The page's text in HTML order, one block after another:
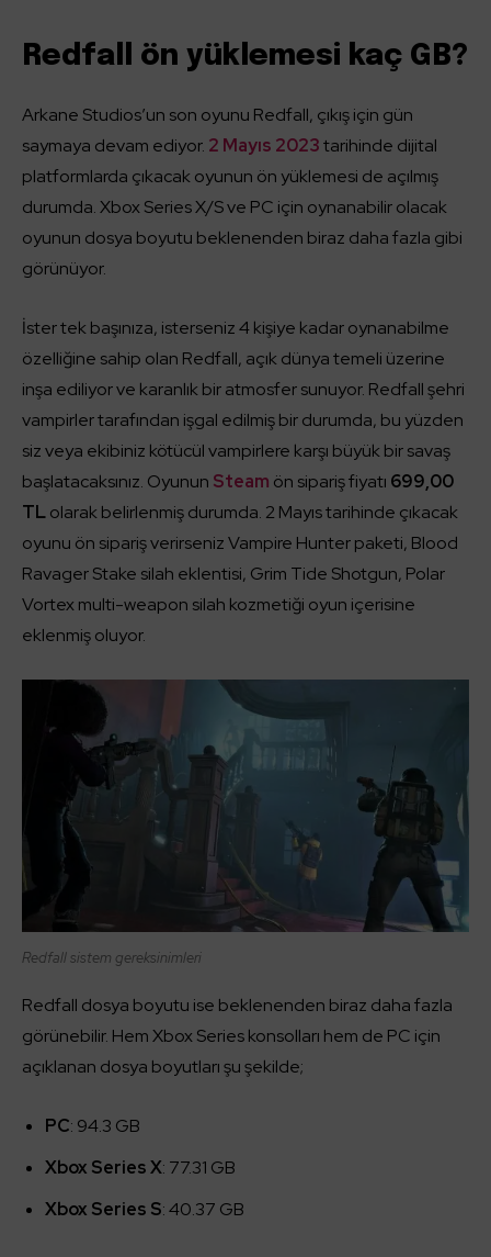
Redfall ön yüklemesi kaç GB?
Arkane Studios’un son oyunu Redfall, çıkış için gün
saymaya devam ediyor. 2 Mayıs 2023tarihinde dijital
platformlarda çıkacak oyunun ön yüklemesi de açılmış
durumda. Xbox Series X/S ve PC için oynanabilir olacak
oyunun dosya boyutu beklenenden biraz daha fazla gibi
görünüyor.
İster tek başınıza, isterseniz 4 kişiye kadar oynanabilme
özelliğine sahip olan Redfall, açık dünya temeli üzerine
inşa ediliyor ve karanlık bir atmosfer sunuyor. Redfall şehri
vampirler tarafından işgal edilmiş bir durumda, bu yüzden
siz veya ekibiniz kötücül vampirlere karşı büyük bir savaş
başlatacaksınız. Oyunun Steam ön sipariş fiyatı 699,00
TLolarak belirlenmiş durumda. 2 Mayıs tarihinde çıkacak
oyunu ön sipariş verirseniz Vampire Hunter paketi, Blood
Ravager Stake silah eklentisi, Grim Tide Shotgun, Polar
Vortex multi-weapon silah kozmetiği oyun içerisine
eklenmiş oluyor.
Redfall sistem gereksinimleri
Redfall dosya boyutu ise beklenenden biraz daha fazla
görünebilir. Hem Xbox Series konsolları hem de PC için
açıklanan dosya boyutları şu şekilde;
PC: 94.3 GB
Xbox Series X: 77.31 GB
Xbox Series S: 40.37 GB